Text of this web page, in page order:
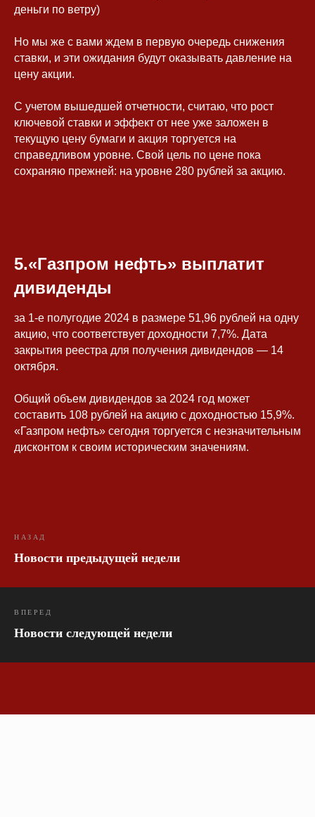
деньги по ветру)
Но мы же с вами ждем в первую очередь снижения
ставки, и эти ожидания будут оказывать давление на
цену акции.
С учетом вышедшей отчетности, считаю, что рост
ключевой ставки и эффект от нее уже заложен в
текущую цену бумаги и акция торгуется на
справедливом уровне. Свой цель по цене пока
сохраняю прежней: на уровне 280 рублей за акцию.
5.«Газпром нефть» выплатит
дивиденды
за 1-е полугодие 2024 в размере 51,96 рублей на одну
акцию, что соответствует доходности 7,7%. Дата
закрытия реестра для получения дивидендов — 14
октября.
Общий объем дивидендов за 2024 год может
составить 108 рублей на акцию с доходностью 15,9%.
«Газпром нефть» сегодня торгуется с незначительным
дисконтом к своим историческим значениям.
НАЗАД
Новости предыдущей недели
ВПЕРЕД
Новости следующей недели
Нажимая на кнопку, вы даетеCогласие
на обработку персональных данных
соглашаетесь сПолитикой
конфиденциальности
Юлия Попова
Разработка сайта
Философия
Общественная
деятельность
Книга
Экспертиза
Контакты